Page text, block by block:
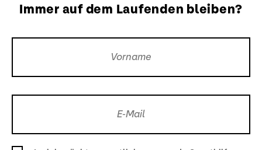
Immer auf dem Laufenden bleiben?